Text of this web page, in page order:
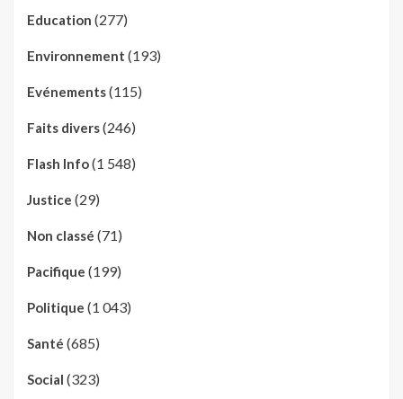
Education (277)
Environnement (193)
Evénements(115)
Faits divers(246)
Flash Info(1 548)
Justice (29)
Non classé (71)
Pacifique (199)
Politique (1 043)
Santé (685)
Social (323)